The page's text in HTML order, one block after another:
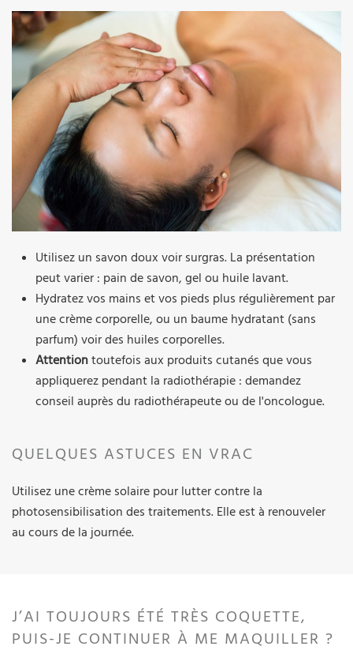
Utilisez un savon doux voir surgras. La présentation
peut varier : pain de savon, gel ou huile lavant.
Hydratez vos mains et vos pieds plus régulièrement par
une crème corporelle, ou un baume hydratant (sans
parfum) voir des huiles corporelles.
Attentiontoutefois aux produits cutanés que vous
appliquerez pendant la radiothérapie : demandez
conseil auprès du radiothérapeute ou de l'oncologue.
QUELQUES ASTUCES EN VRAC
Utilisez une crème solaire pour lutter contre la
photosensibilisation des traitements. Elle est à renouveler
au cours de la journée.
J’AI TOUJOURS ÉTÉ TRÈS COQUETTE,
PUIS-JE CONTINUER À ME MAQUILLER ?